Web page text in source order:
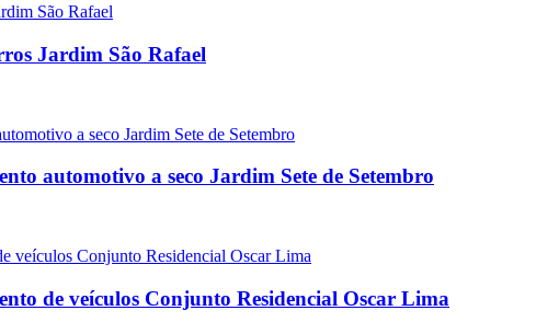
Jardim São Rafael
automotivo a seco Jardim Sete de Setembro
de veículos Conjunto Residencial Oscar Lima